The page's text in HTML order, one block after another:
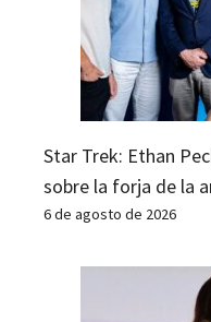
Star Trek: Ethan
sobre la forja de la
6 de agosto de 2026